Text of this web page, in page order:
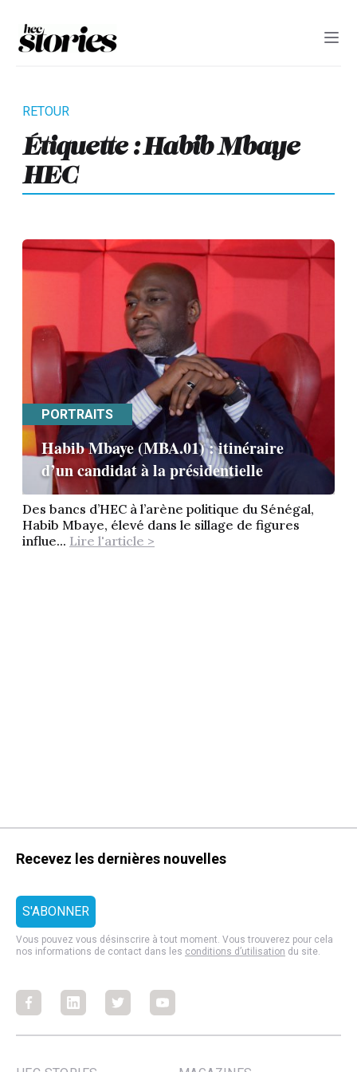
Étiquette : Habib Mbaye
HEC
PORTRAITS
Habib Mbaye (MBA.01) : itinéraire
d’un candidat à la présidentielle
Des bancs d’HEC à l’arène politique du Sénégal,
Habib Mbaye, élevé dans le sillage de figures
influe... Lire l'article >
Recevez les dernières nouvelles
Vous pouvez vous désinscrire à tout moment. Vous trouverez pour cela
nos informations de contact dans les conditions d’utilisation du site.
FacebookFacebookFacebookFacebook